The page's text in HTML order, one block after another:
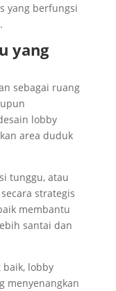
yang berfungsi
yang
sebagai ruang
lobby
area duduk
tunggu, atau
strategis
membantu
santai dan
baik, lobby
menyenangkan